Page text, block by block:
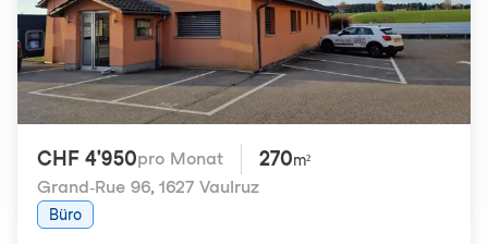
CHF 4'950pro Monat 270m²
Grand-Rue 96, 1627 Vaulruz
Büro